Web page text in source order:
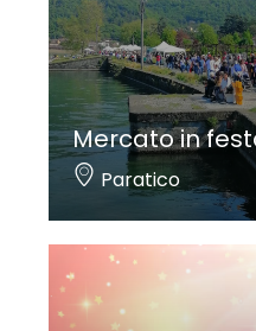
Mercato in
Paratico